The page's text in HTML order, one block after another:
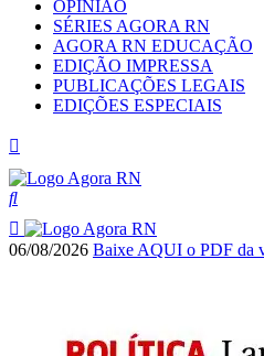
OPINIÃO
SÉRIES AGORA RN
AGORA RN EDUCAÇÃO
EDIÇÃO IMPRESSA
PUBLICAÇÕES LEGAIS
EDIÇÕES ESPECIAIS
06/08/2026 Baixe AQUI o PDF da